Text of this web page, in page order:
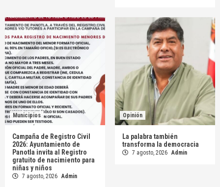
Municipios
Campaña de Registro Civil
2026: Ayuntamiento de
Panotla invita al Registro
gratuito de nacimiento para
niñas y niños
7 agosto, 2026 Admin
Opinión
La palabra también
transforma la democracia
7 agosto, 2026 Admin